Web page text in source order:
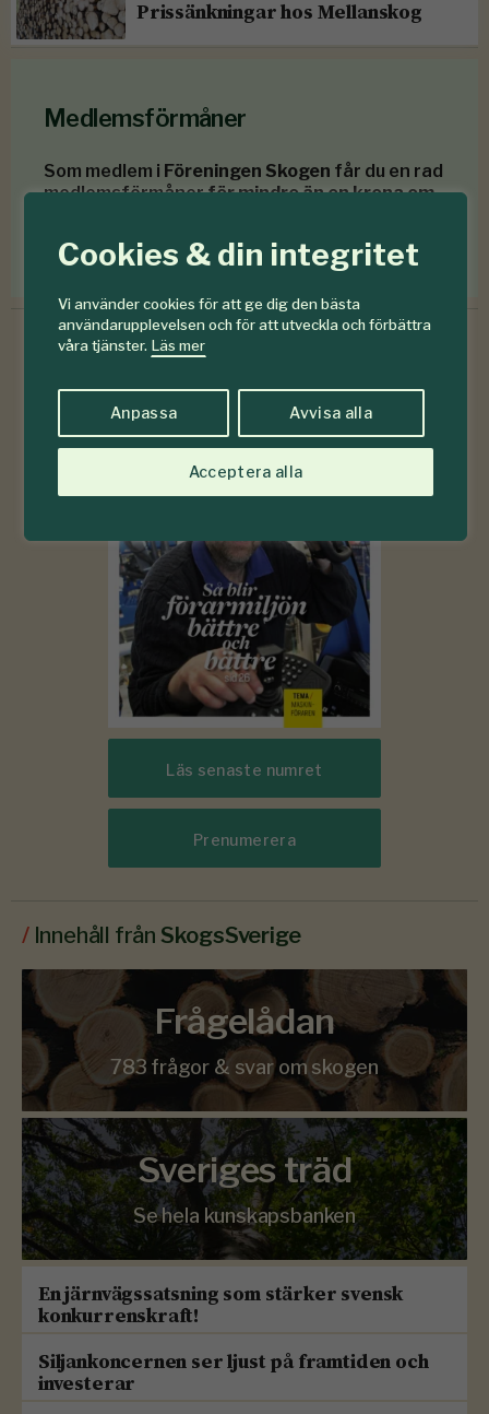
Cookies & din integritet
Vi använder cookies för att ge dig den bästa
användarupplevelsen och för att utveckla och förbättra
våra tjänster. Läs mer
Anpassa Avvisa alla
Acceptera alla
Prissänkningar hos Mellanskog
Medlemsförmåner
Som medlem i Föreningen Skogen får du en rad
medlemsförmånerför mindre än en krona om
Förmåner för dig som är medlem
#6-7
2026
Läs senaste numret
Prenumerera
/ Innehåll från SkogsSverige
Frågelådan
783 frågor & svar om skogen
Sveriges träd
Se hela kunskapsbanken
En järnvägssatsning som stärker svensk
konkurrenskraft!
Siljankoncernen ser ljust på framtiden och
investerar